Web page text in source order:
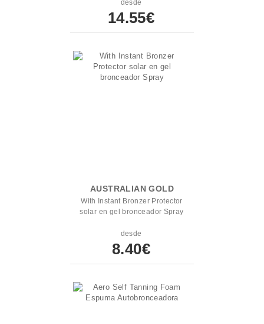
desde
14.55€
AUSTRALIAN GOLD
With Instant Bronzer Protector
solar en gel bronceador Spray
desde
8.40€